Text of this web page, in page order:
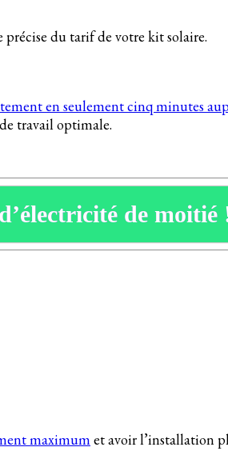
précise du tarif de votre kit solaire.
en seulement cinq minutes
travail optimale.
de moitié
maximumet avoir l’installation